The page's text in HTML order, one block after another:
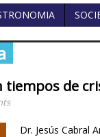
tiempos de
Dr. Jesús Cabral